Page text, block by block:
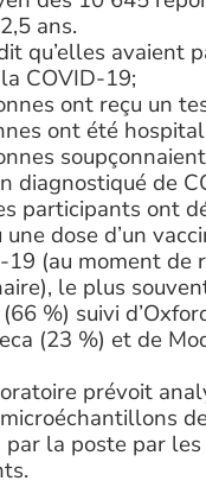
ans.
qu’elles avaient
COVID-19;
ont reçu un
ont été
diagnostiqué de
participants ont
une dose d’un
19 (au moment de
le plus
%) suivi
(23 %) et de
prévoit
par la poste par les